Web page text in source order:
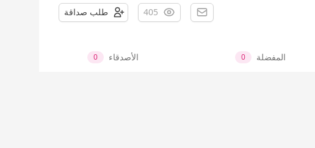
405 طلب صداقة
المفضلة 0 الأصدقاء 0